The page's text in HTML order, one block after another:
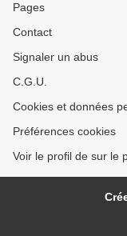
Pages
Contact
Signaler un abus
C.G.U.
Cookies et données
Préférences cookies
Voir le profil de sur le